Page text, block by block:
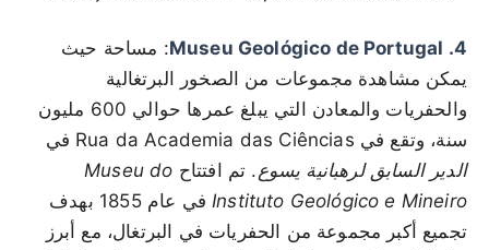
4. Museu Geológico de Portugal
: مساحة حيث
يمكن مشاهدة مجموعات من الصخور البرتغالية
والحفريات والمعادن التي يبلغ عمرها حوالي 600 مليون
سنة، وتقع في Rua da Academia das Ciências في
الدير السابق لرهبانية يسوع. تم افتتاح Museu do
Instituto Geológico e Mineiro
في عام 1855 بهدف
تجميع أكبر مجموعة من الحفريات في البرتغال، مع أبرز